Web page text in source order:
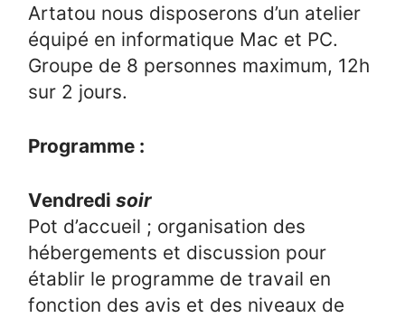
Artatou nous disposerons d’un atelier
équipé en informatique Mac et PC.
Groupe de 8 personnes maximum, 12h
sur 2 jours.
Programme :
Vendredisoir
Pot d’accueil ; organisation des
hébergements et discussion pour
établir le programme de travail en
fonction des avis et des niveaux de